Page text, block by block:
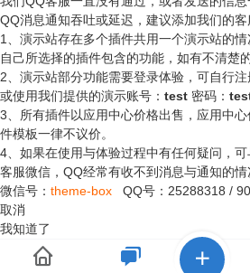
QQ消息通知吞吐或延迟，建议添加我们的客
1、演示站存在多个插件共用一个演示站的
自己所选择的插件包含的功能，如有不清楚
2、演示站部分功能需要登录体验，可自行注
或使用我们提供的演示账号： test 密码：
3、所有插件以应用中心价格出售，应用中
件模板一律不议价。
4、如果在使用与体验过程中有任何疑问，
客服微信，QQ经常有收不到消息与通知的情
微信号： theme-box QQ号： 25288318 /
取消
我知道了